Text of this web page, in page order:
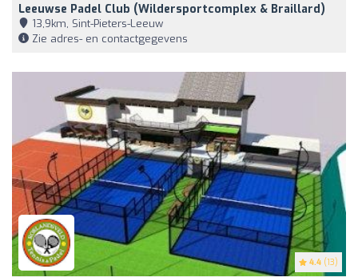
Leeuwse Padel Club (Wildersportcomplex & Braillard)
13,9km, Sint-Pieters-Leeuw
Zie adres- en contactgegevens
4.4 (13)